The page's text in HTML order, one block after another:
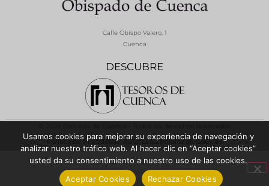
DESCUBRE
Calle Obispo Valero, 1
Cuenca
Política de Privacidad / Aviso LegalPolítica de Cookies
Usamos cookies para mejorar su experiencia de navegación y
analizar nuestro tráfico web. Al hacer clic en “Aceptar cookies”
usted da su consentimiento a nuestro uso de las cookies.
Aceptar Cookies
Rechazar Cookies